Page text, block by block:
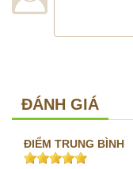
ĐÁNH GIÁ
ĐIỂM TRUNG BÌNH